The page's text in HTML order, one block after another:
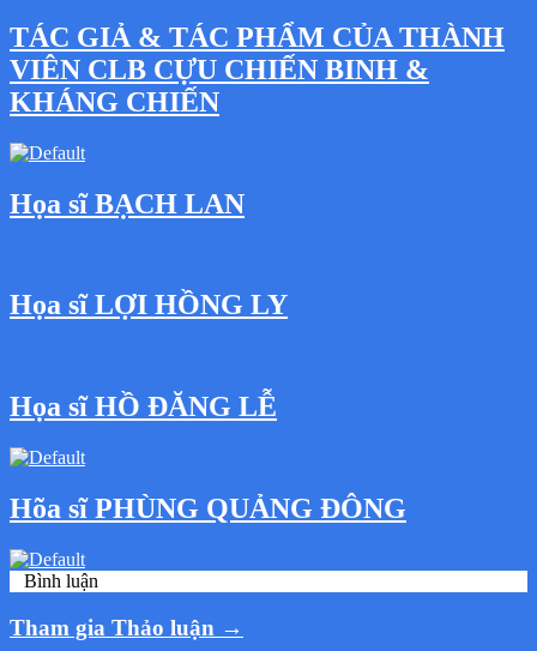
TÁC GIẢ & TÁC PHẨM CỦA THÀNH
VIÊN CLB CỰU CHIẾN BINH &
KHÁNG CHIẾN
Họa sĩ BẠCH LAN
Họa sĩ LỢI HỒNG LY
Họa sĩ HỒ ĐĂNG LỄ
Hõa sĩ PHÙNG QUẢNG ĐÔNG
Bình luận
Tham gia Thảo luận →